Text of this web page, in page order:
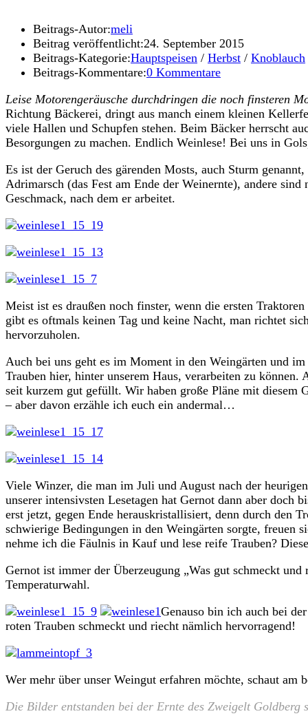
Beitrags-Autor:meli
Beitrag veröffentlicht:24. September 2015
Beitrags-Kategorie:Hauptspeisen / Herbst / Knoblauch
Beitrags-Kommentare:0 Kommentare
Leise Motorengeräusche durchdringen die noch finsteren
Richtung Bäckerei, dringt aus manch einem kleinen
viele Hallen und Schupfen stehen. Beim Bäcker herrscht
Besorgungen zu machen. Endlich Weinlese! Bei uns in
Es ist der Geruch des gärenden Mosts, auch Sturm
Adrimarsch (das Fest am Ende der Weinernte), andere
Geschmack, nach dem er arbeitet.
Meist ist es draußen noch finster, wenn die ersten
gibt es oftmals keinen Tag und keine Nacht, man richtet
hervorzuholen.
Auch bei uns geht es im Moment in den Weingärten und
Trauben hier, hinter unserem Haus, verarbeiten zu
seit kurzem gut gefüllt. Wir haben große Pläne mit diesem
– aber davon erzähle ich euch ein andermal…
Viele Winzer, die man im Juli und August nach der
unserer intensivsten Lesetagen hat Gernot dann aber
erst jetzt, gegen Ende herauskristallisiert, denn durch den
schwierige Bedingungen in den Weingärten sorgte, freuen
nehme ich die Fäulnis in Kauf und lese reife Trauben?
Gernot ist immer der Überzeugung „Was gut schmeckt
Temperaturwahl.
Genauso bin ich auch bei
roten Trauben schmeckt und riecht nämlich hervorragend!
Wer mehr über unser Weingut erfahren möchte, schaut am
Die Bilder entstanden bei der Ernte des Zweigelt Goldberg